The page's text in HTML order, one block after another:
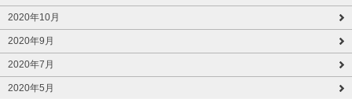
2020年10月
2020年9月
2020年7月
2020年5月